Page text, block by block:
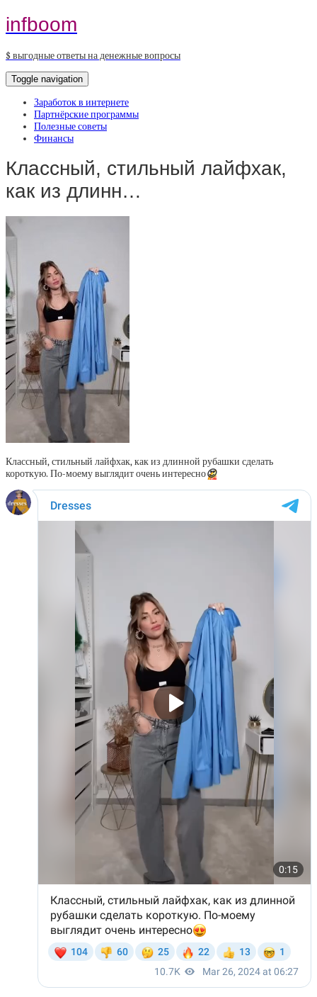
infboom
$ выгодные ответы на денежные вопросы
Toggle navigation
Заработок в интернете
Партнёрские программы
Полезные советы
Финансы
Классный, стильный лайфхак,
как из длинн…
Классный, стильный лайфхак, как из длинной рубашки сделать
короткую. По-моему выглядит очень интересно😍